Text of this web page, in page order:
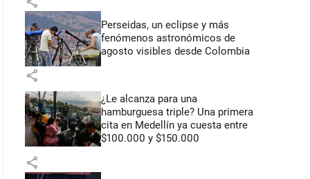
Perseidas, un eclipse y más
fenómenos astronómicos de
agosto visibles desde Colombia
share
¿Le alcanza para una
hamburguesa triple? Una primera
cita en Medellín ya cuesta entre
$100.000 y $150.000
share